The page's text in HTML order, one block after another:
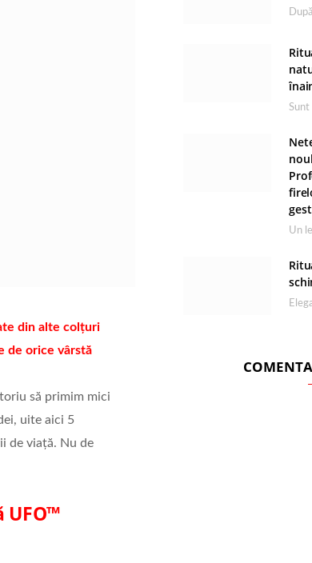
din alte colțuri
de orice vârstă
să primim mici
uite aici 5
de viață. Nu de
gest